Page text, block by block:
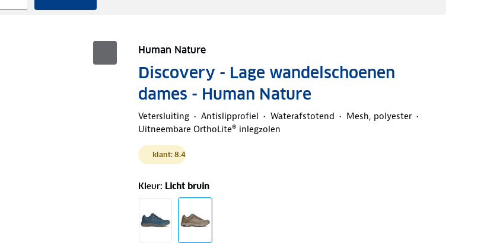
Human Nature
Discovery - Lage wandelschoenen
dames - Human Nature
Vetersluiting Antislipprofiel Waterafstotend
Mesh, polyester
Uitneembare OrthoLite® inlegzolen
klant: 8.4
Kleur: Licht bruin